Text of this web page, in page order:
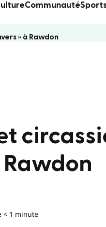
Communauté
» à Rawdon
Rawdon
< 1 minute